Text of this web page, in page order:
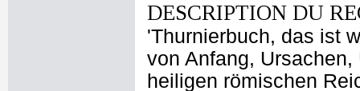
DESCRIPTION DU
'Thurnierbuch, das ist
von Anfang,
heiligen römischen